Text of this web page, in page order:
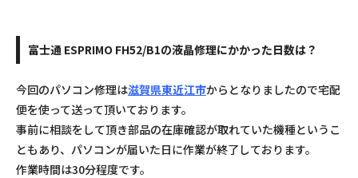
富士通 ESPRIMO FH52/B1の液晶修理にかかった日数は？
今回のパソコン修理は滋賀県東近江市からとなりましたので宅配
便を使って送って頂いております。
事前に相談をして頂き部品の在庫確認が取れていた機種というこ
ともあり、パソコンが届いた日に作業が終了しております。
作業時間は30分程度です。